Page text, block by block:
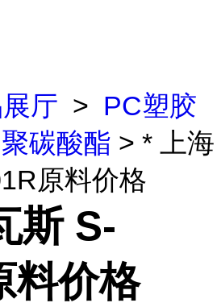
厅 > PC塑胶
碳酸酯 > * 上海
原料价格
斯 S-
料价格